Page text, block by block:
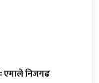
एमाले निजगढ